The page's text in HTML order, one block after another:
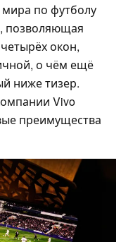
по футболу
позволяющая
окон,
о чём ещё
ниже тизер.
Vivo
преимущества